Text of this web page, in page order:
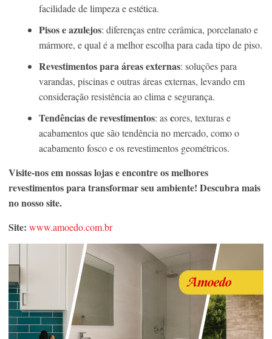
facilidade de limpeza e estética.
Pisos e azulejos: diferenças entre cerâmica, porcelanato e
mármore, e qual é a melhor escolha para cada tipo de piso.
Revestimentos para áreas externas: soluções para
varandas, piscinas e outras áreas externas, levando em
consideração resistência ao clima e segurança.
Tendências de revestimentos: ascores, texturas e
acabamentos que são tendência no mercado, como o
acabamento fosco e os revestimentos geométricos.
Visite-nos em nossas lojas e encontre os melhores
revestimentos para transformar seu ambiente! Descubra mais
no nosso site.
Site: www.amoedo.com.br